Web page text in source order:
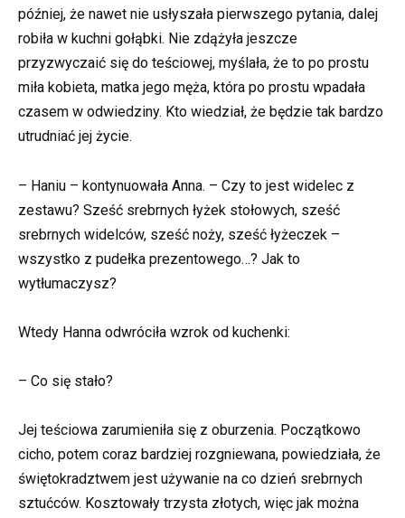
później, że nawet nie usłyszała pierwszego pytania, dalej
robiła w kuchni gołąbki. Nie zdążyła jeszcze
przyzwyczaić się do teściowej, myślała, że to po prostu
miła kobieta, matka jego męża, która po prostu wpadała
czasem w odwiedziny. Kto wiedział, że będzie tak bardzo
utrudniać jej życie.
– Haniu – kontynuowała Anna. – Czy to jest widelec z
zestawu? Sześć srebrnych łyżek stołowych, sześć
srebrnych widelców, sześć noży, sześć łyżeczek –
wszystko z pudełka prezentowego…? Jak to
wytłumaczysz?
Wtedy Hanna odwróciła wzrok od kuchenki:
– Co się stało?
Jej teściowa zarumieniła się z oburzenia. Początkowo
cicho, potem coraz bardziej rozgniewana, powiedziała, że
świętokradztwem jest używanie na co dzień srebrnych
sztućców. Kosztowały trzysta złotych, więc jak można